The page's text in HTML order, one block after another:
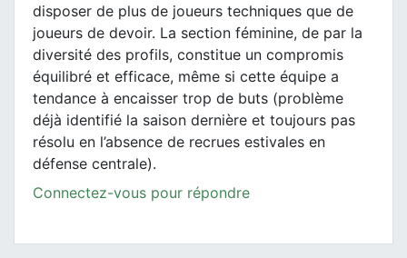
disposer de plus de joueurs techniques que de
joueurs de devoir. La section féminine, de par la
diversité des profils, constitue un compromis
équilibré et efficace, même si cette équipe a
tendance à encaisser trop de buts (problème
déjà identifié la saison dernière et toujours pas
résolu en l’absence de recrues estivales en
défense centrale).
Connectez-vous pour répondre